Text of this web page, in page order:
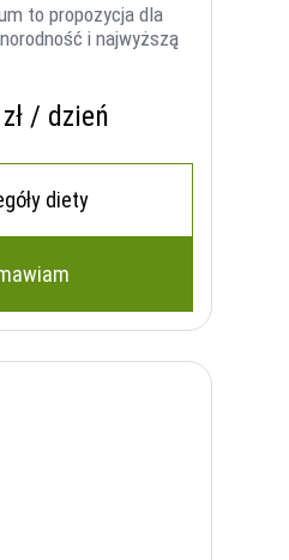
to propozycja dla
i najwyższą
/ dzień
diety